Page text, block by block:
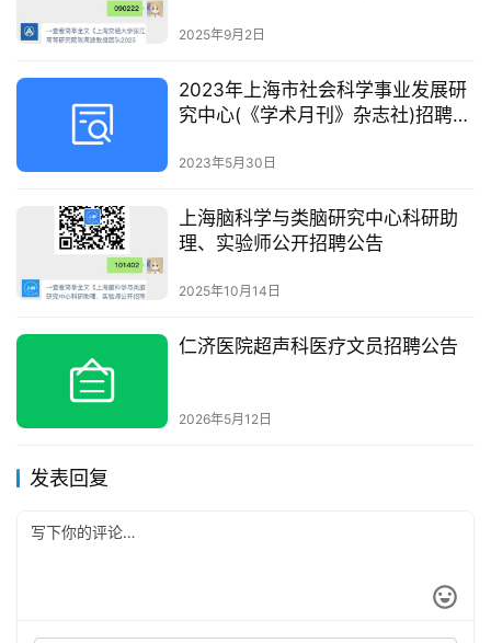
2025年9月2日
2023年上海市社会科学事业发展研
究中心(《学术月刊》杂志社)招聘公
2023年5月30日
上海脑科学与类脑研究中心科研助
理、实验师公开招聘公告
2025年10月14日
仁济医院超声科医疗文员招聘公告
2026年5月12日
发表回复